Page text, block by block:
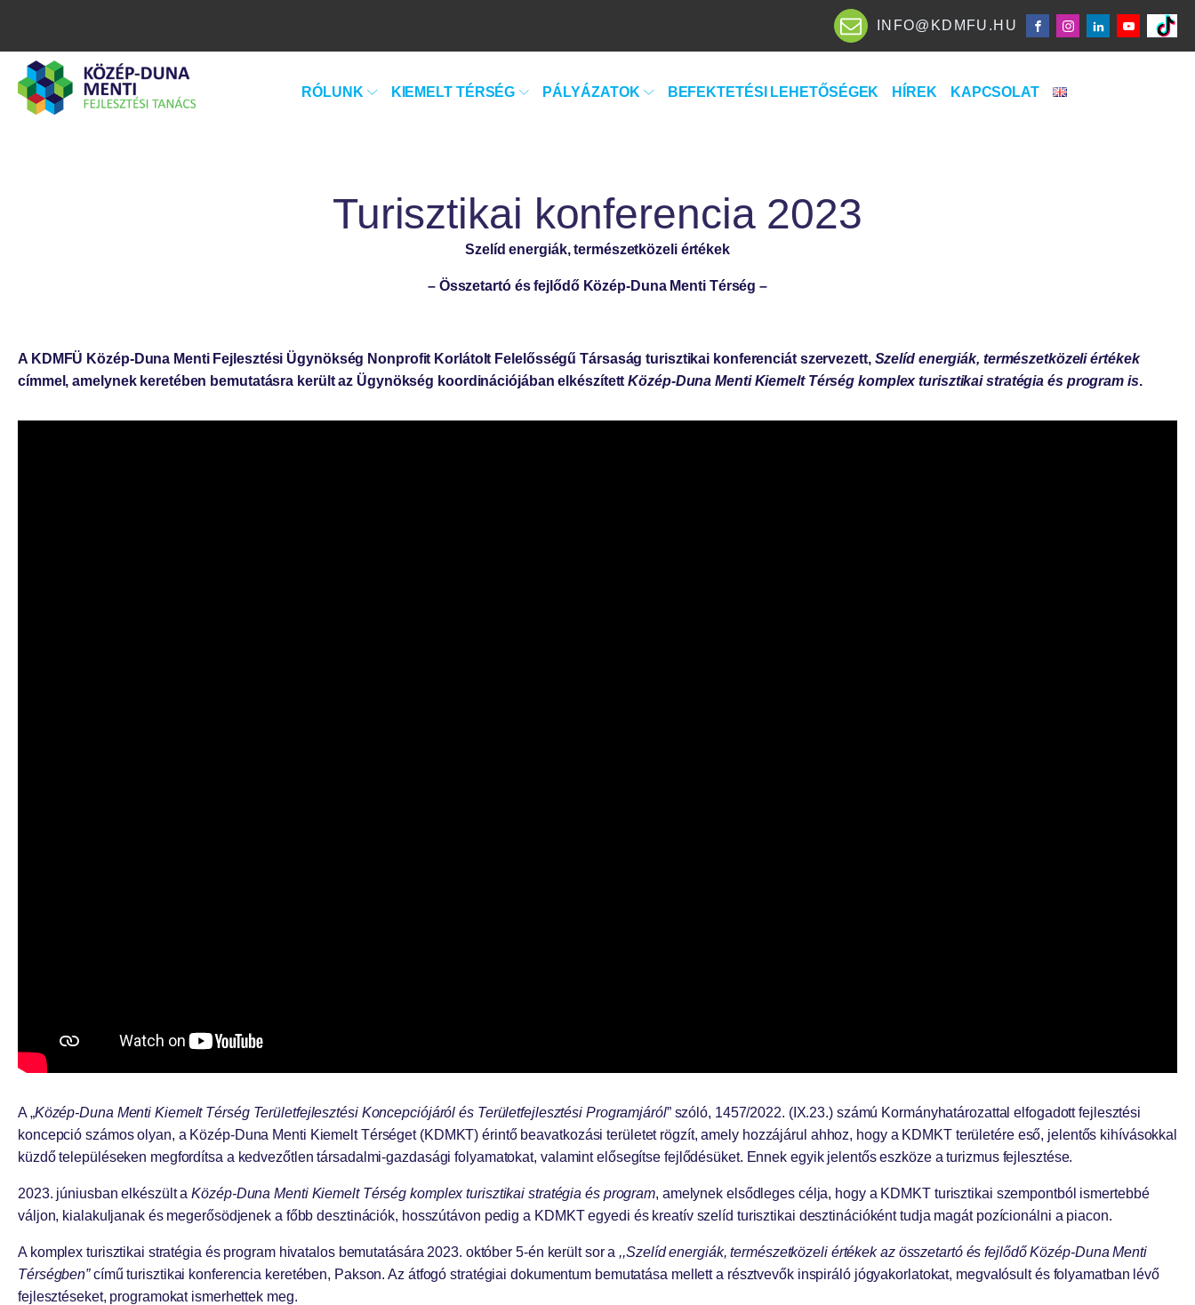
INFO@KDMFU.HU
RÓLUNK KIEMELT TÉRSÉG PÁLYÁZATOK BEFEKTETÉSI LEHETŐSÉGEK HÍREK KAPCSOLAT
Turisztikai konferencia 2023
Szelíd energiák, természetközeli értékek
– Összetartó és fejlődő Közép-Duna Menti Térség –
A KDMFÜ Közép-Duna Menti Fejlesztési Ügynökség Nonprofit Korlátolt Felelősségű Társaság turisztikai konferenciát szervezett, Szelíd energiák, természetközeli értékek
címmel, amelynek keretében bemutatásra került az Ügynökség koordinációjában elkészítettKözép-Duna Menti Kiemelt Térség komplex turisztikai stratégia és program is.
A „Közép-Duna Menti Kiemelt Térség Területfejlesztési Koncepciójáról és Területfejlesztési Programjáról” szóló, 1457/2022. (IX.23.) számú Kormányhatározattal elfogadott fejlesztési
koncepció számos olyan, a Közép-Duna Menti Kiemelt Térséget (KDMKT) érintő beavatkozási területet rögzít, amely hozzájárul ahhoz, hogy a KDMKT területére eső, jelentős kihívásokkal
küzdő településeken megfordítsa a kedvezőtlen társadalmi-gazdasági folyamatokat, valamint elősegítse fejlődésüket. Ennek egyik jelentős eszköze a turizmus fejlesztése.
2023. júniusban elkészült aKözép-Duna Menti Kiemelt Térség komplex turisztikai stratégia és program, amelynek elsődleges célja, hogy a KDMKT turisztikai szempontból ismertebbé
váljon, kialakuljanak és megerősödjenek a főbb desztinációk, hosszútávon pedig a KDMKT egyedi és kreatív szelíd turisztikai desztinációként tudja magát pozícionálni a piacon.
A komplex turisztikai stratégia és program hivatalos bemutatására 2023. október 5-én került sor a ,,Szelíd energiák, természetközeli értékek az összetartó és fejlődő Közép-Duna Menti
Térségben”című turisztikai konferencia keretében, Pakson. Az átfogó stratégiai dokumentum bemutatása mellett a résztvevők inspiráló jógyakorlatokat, megvalósult és folyamatban lévő
fejlesztéseket, programokat ismerhettek meg.